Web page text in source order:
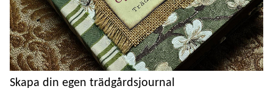
Skapa din egen trädgårdsjournal